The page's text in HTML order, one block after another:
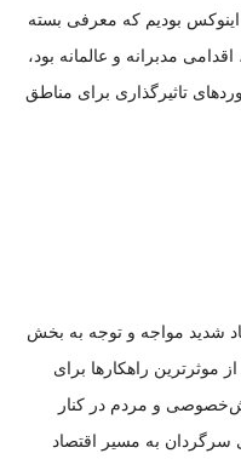
کیش اینوکس بودیم که معرفی بسته
مدبرانه و عالمانه بود،
تاثیرگذاری برای مناطق
شدید مواجه و توجه به بخش
راهکارها برای
و مردم در کنار
به مسیر اقتصاد